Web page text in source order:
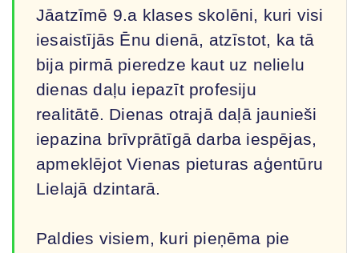
Jāatzīmē 9.a klases skolēni, kuri visi
iesaistījās Ēnu dienā, atzīstot, ka tā
bija pirmā pieredze kaut uz nelielu
dienas daļu iepazīt profesiju
realitātē. Dienas otrajā daļā jaunieši
iepazina brīvprātīgā darba iespējas,
apmeklējot Vienas pieturas aģentūru
Lielajā dzintarā.
Paldies visiem, kuri pieņēma pie